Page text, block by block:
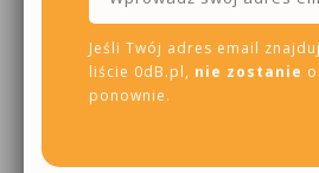
Jeśli Twój adres email
liście 0dB.pl, nie zostanie
ponownie.